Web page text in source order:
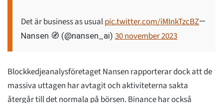
Det är business as usualpic.twitter.com/iMInkTzcBZ—
Nansen 🧭 (@nansen_ai) 30 november 2023
Blockkedjeanalysföretaget Nansen rapporterar dock att de
massiva uttagen har avtagit och aktiviteterna sakta
återgår till det normala på börsen. Binance har också